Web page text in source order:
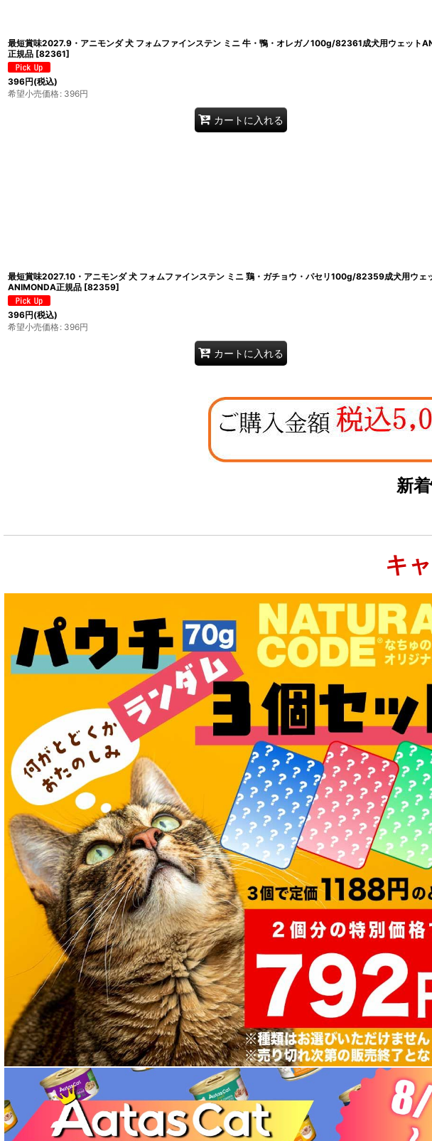
最短賞味2027.9・アニモンダ 犬 フォムファインステン ミニ 牛・鴨・オレガノ100g/82361成犬用ウェット
正規品 [82361]
396円(税込)
希望小売価格: 396円
カートに入れる
最短賞味2027.10・アニモンダ 犬 フォムファインステン ミニ 鶏・ガチョウ・パセリ100g/82359成犬用ウェ
ANIMONDA正規品 [82359]
396円(税込)
希望小売価格: 396円
カートに入れる
新
キ